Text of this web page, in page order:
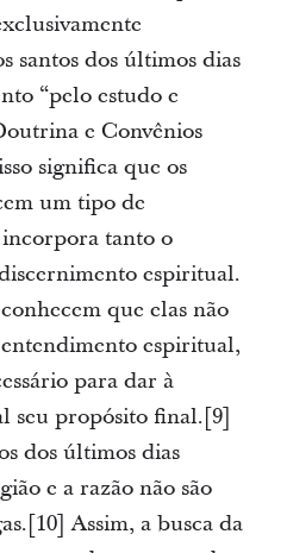
santos dos últimos dias
“pelo estudo e
e Convênios
significa que os
um tipo de
tanto o
espiritual.
que elas não
entendimento espiritual,
para dar à
seu propósito final.[9]
dos últimos dias
e a razão não são
Assim, a busca da